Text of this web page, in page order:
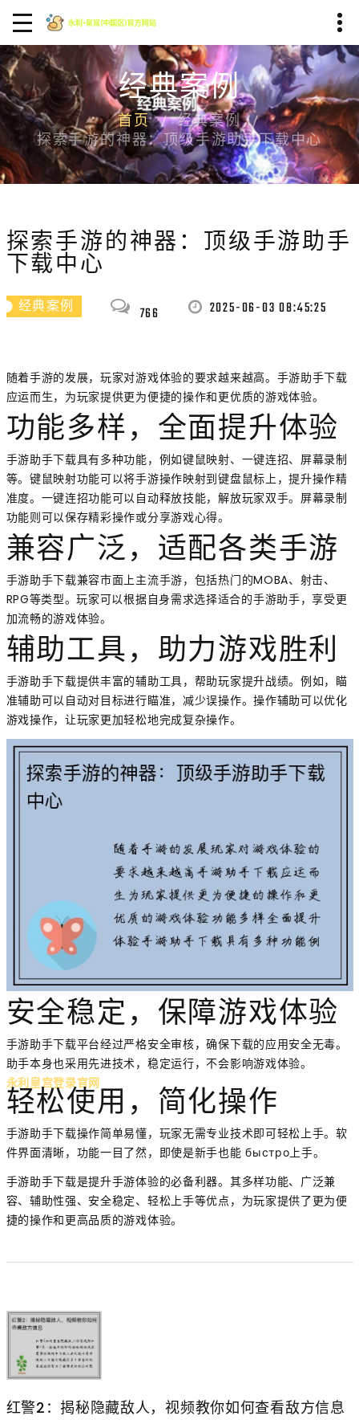
经典案例
首页
经典案例
探索手游的神器：顶级手游助手下载中心
探索手游的神器：顶级手游助手
下载中心
经典案例 766 2025-06-03 08:45:25
随着手游的发展，玩家对游戏体验的要求越来越高。手游助手下载
应运而生，为玩家提供更为便捷的操作和更优质的游戏体验。
功能多样，全面提升体验
手游助手下载具有多种功能，例如键鼠映射、一键连招、屏幕录制
等。键鼠映射功能可以将手游操作映射到键盘鼠标上，提升操作精
准度。一键连招功能可以自动释放技能，解放玩家双手。屏幕录制
功能则可以保存精彩操作或分享游戏心得。
兼容广泛，适配各类手游
手游助手下载兼容市面上主流手游，包括热门的MOBA、射击、
RPG等类型。玩家可以根据自身需求选择适合的手游助手，享受更
加流畅的游戏体验。
辅助工具，助力游戏胜利
手游助手下载提供丰富的辅助工具，帮助玩家提升战绩。例如，瞄
准辅助可以自动对目标进行瞄准，减少误操作。操作辅助可以优化
游戏操作，让玩家更加轻松地完成复杂操作。
安全稳定，保障游戏体验
手游助手下载平台经过严格安全审核，确保下载的应用安全无毒。
助手本身也采用先进技术，稳定运行，不会影响游戏体验。
永利皇宫登录官网
轻松使用，简化操作
手游助手下载操作简单易懂，玩家无需专业技术即可轻松上手。软
件界面清晰，功能一目了然，即使是新手也能 быстро上手。
手游助手下载是提升手游体验的必备利器。其多样功能、广泛兼
容、辅助性强、安全稳定、轻松上手等优点，为玩家提供了更为便
捷的操作和更高品质的游戏体验。
红警2：揭秘隐藏敌人，视频教你如何查看敌方信息